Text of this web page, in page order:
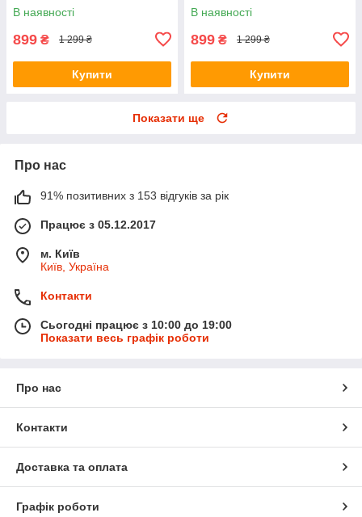
В наявності
899 ₴ 1 299 ₴
Купити
В наявності
899 ₴ 1 299 ₴
Купити
Показати ще
Про нас
91% позитивних з 153 відгуків за рік
Працює з 05.12.2017
м. Київ
Київ, Україна
Контакти
Сьогодні працює з 10:00 до 19:00
Показати весь графік роботи
Про нас
Контакти
Доставка та оплата
Графік роботи